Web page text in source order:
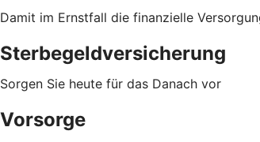
Damit im Ernstfall die finanzielle
Sterbegeldversicherung
Sorgen Sie heute für das Danach vor
Vorsorge